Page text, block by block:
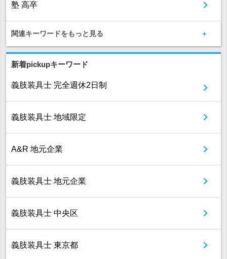
塾 高卒
関連キーワードをもっと見る
新着pickupキーワード
義肢装具士 完全週休2日制
義肢装具士 地域限定
A&R 地元企業
義肢装具士 地元企業
義肢装具士 中央区
義肢装具士 東京都